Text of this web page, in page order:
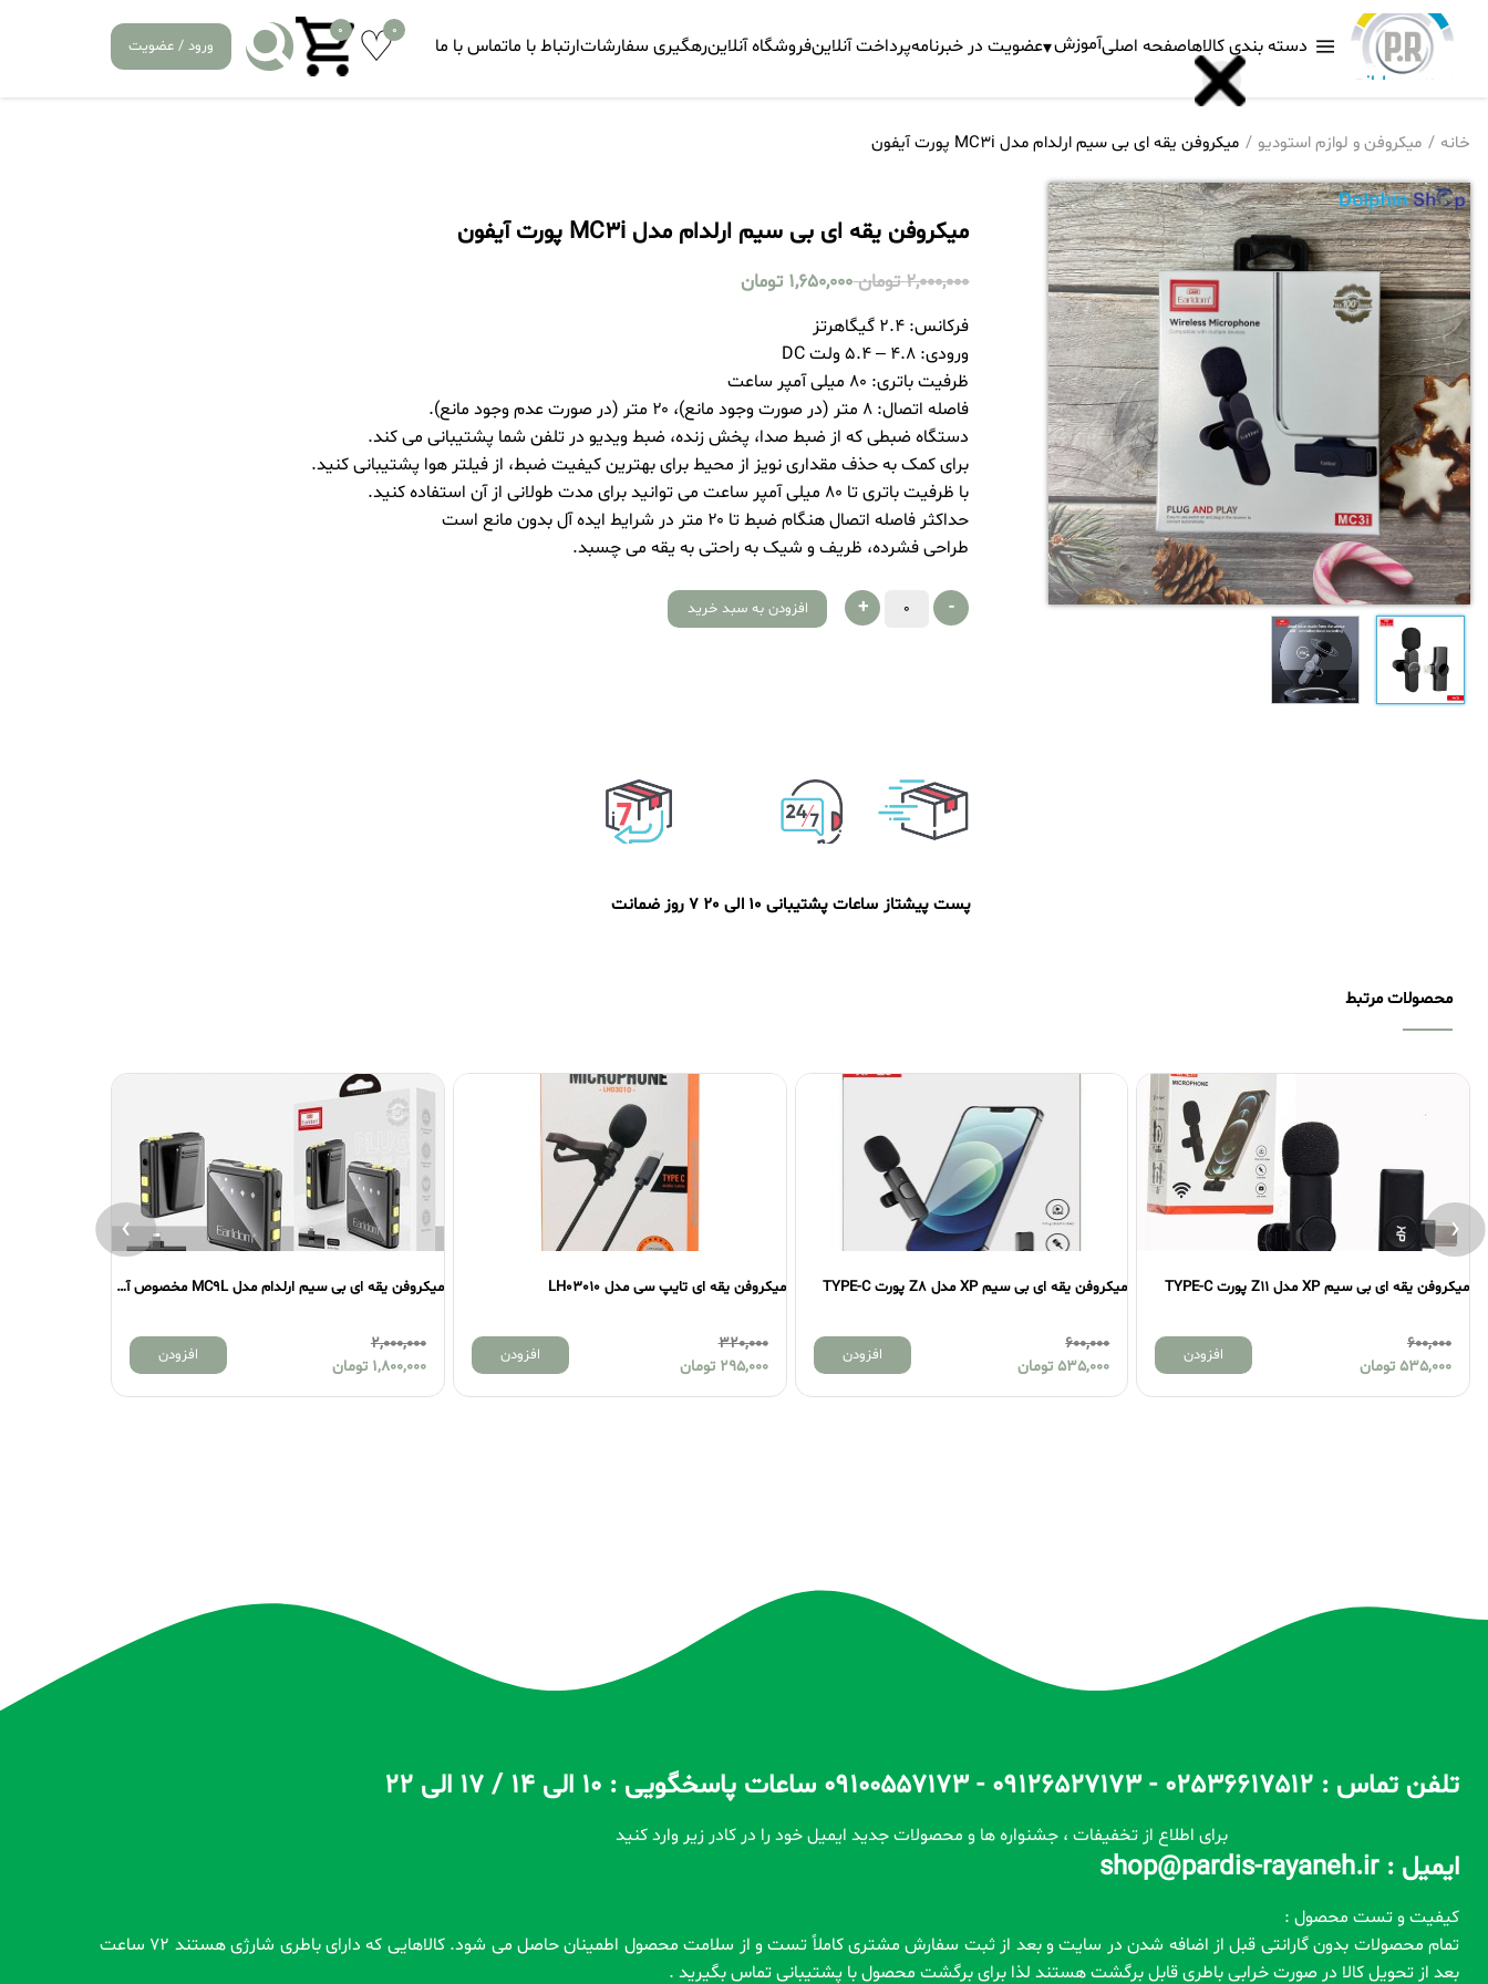
دسته بندی کالاهاصفحه اصلیآموزش عضویت در خبرنامهپرداخت آنلاینفروشگاه آنلاینرهگیری سفارشاتارتباط با ماتماس با ما
0
0
ورود / عضویت
خانه میکروفن و لوازم استودیو میکروفن یقه ای بی سیم ارلدام مدل MC3i پورت آیفون
میکروفن یقه ای بی سیم ارلدام مدل MC3i پورت آیفون
2,000,000 تومان 1,650,000 تومان
فرکانس: ۲.۴ گیگاهرتز
ورودی: 4.8 – 5.4 ولت DC
ظرفیت باتری: ۸۰ میلی آمپر ساعت
فاصله اتصال: ۸ متر (در صورت وجود مانع)، ۲۰ متر (در صورت عدم وجود مانع).
دستگاه ضبطی که از ضبط صدا، پخش زنده، ضبط ویدیو در تلفن شما پشتیبانی می کند.
برای کمک به حذف مقداری نویز از محیط برای بهترین کیفیت ضبط، از فیلتر هوا پشتیبانی کنید.
با ظرفیت باتری تا ۸۰ میلی آمپر ساعت می توانید برای مدت طولانی از آن استفاده کنید.
حداکثر فاصله اتصال هنگام ضبط تا ۲۰ متر در شرایط ایده آل بدون مانع است
طراحی فشرده، ظریف و شیک به راحتی به یقه می چسبد.
-
+ افزودن به سبد خرید
پست پیشتاز ساعات پشتیبانی 10 الی 20 7 روز ضمانت
محصولات مرتبط
میکروفن یقه ای بی سیم XP مدل Z8 پورت TYPE-C
600,000
535,000 تومان
افزودن
میکروفن یقه ای تایپ سی مدل LH03010
320,000
295,000 تومان
افزودن
2,000,000
1,800,000 تومان
افزودن
2,000,000
1,650,000 تومان
افزودن
‹
›
تلفن تماس : 02536617512 - 09126527173 - 09100557173 ساعات پاسخگویی : 10 الی 14 / 17 الی 22
برای اطلاع از تخفیفات ، جشنواره ها و محصولات جدید ایمیل خود را در کادر زیر وارد کنید
ایمیل : shop@pardis-rayaneh.ir
کیفیت و تست محصول :
تمام محصولات بدون گارانتی قبل از اضافه شدن در سایت و بعد از ثبت سفارش مشتری کاملاً تست و از سلامت محصول اطمینان حاصل می شود. کالاهایی که دارای باطری شارژی هستند 72 ساعت
بعد از تحویل کالا در صورت خرابی باطری قابل برگشت هستند لذا برای برگشت محصول با پشتیبانی تماس بگیرید .